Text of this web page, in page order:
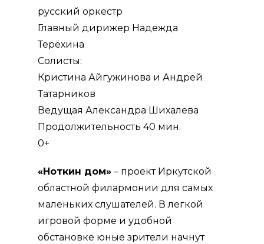
русский оркестр
Главный дирижер Надежда
Терёхина
Солисты:
Кристина Айгужинова и Андрей
Татарников
Ведущая Александра Шихалева
Продолжительность 40 мин.
0+
«Ноткин дом» – проект Иркутской
областной филармонии для самых
маленьких слушателей. В легкой
игровой форме и удобной
обстановке юные зрители начнут